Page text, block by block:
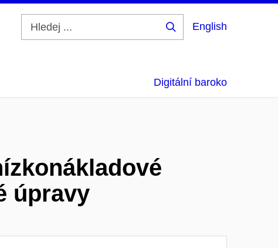
English
Digitální baroko
úpravy